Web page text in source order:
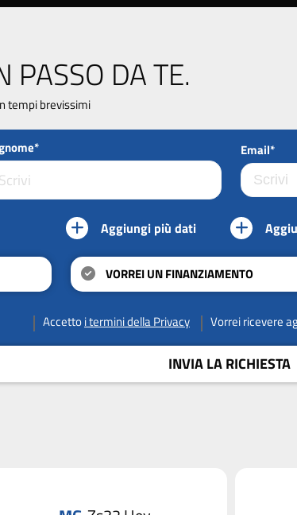
PASSO DA TE.
tempi brevissimi
Email*
Aggiungi più dati
VORREI UN FINANZIAMENTO
Accettoi termini della Privacy Vorrei ricevere
INVIA LA RICHIESTA